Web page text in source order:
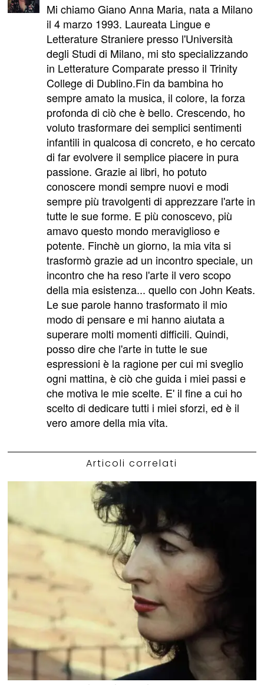
Mi chiamo Giano Anna Maria, nata a Milano
il 4 marzo 1993. Laureata Lingue e
Letterature Straniere presso l'Università
degli Studi di Milano, mi sto specializzando
in Letterature Comparate presso il Trinity
College di Dublino.Fin da bambina ho
sempre amato la musica, il colore, la forza
profonda di ciò che è bello. Crescendo, ho
voluto trasformare dei semplici sentimenti
infantili in qualcosa di concreto, e ho cercato
di far evolvere il semplice piacere in pura
passione. Grazie ai libri, ho potuto
conoscere mondi sempre nuovi e modi
sempre più travolgenti di apprezzare l'arte in
tutte le sue forme. E più conoscevo, più
amavo questo mondo meraviglioso e
potente. Finchè un giorno, la mia vita si
trasformò grazie ad un incontro speciale, un
incontro che ha reso l'arte il vero scopo
della mia esistenza... quello con John Keats.
Le sue parole hanno trasformato il mio
modo di pensare e mi hanno aiutata a
superare molti momenti difficili. Quindi,
posso dire che l'arte in tutte le sue
espressioni è la ragione per cui mi sveglio
ogni mattina, è ciò che guida i miei passi e
che motiva le mie scelte. E' il fine a cui ho
scelto di dedicare tutti i miei sforzi, ed è il
vero amore della mia vita.
Articoli correlati